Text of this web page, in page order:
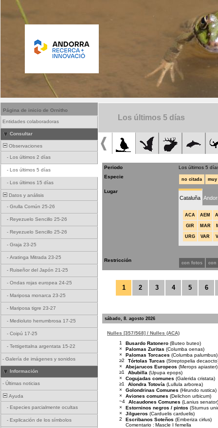
Página de inicio de Ornitho
Entidades colaboradoras
Consultar
Observaciones
- Los últimos 2 días
- Los últimos 5 días
- Los últimos 15 días
Datos y análisis
- Grulla Común 25-26
- Reyezuelo Sencillo 25-26
- Reyezuelo Sencillo 25-26
- Graja 23-25
- Aratinga Mitrada 23-25
- Ruiseñor del Japón 21-25
- Ondas rojas europea 24-25
- Mariposa monarca 23-25
- Mariposa tigre 23-27
- Medioluto herrumbrosa 17-25
- Coipú 17-25
- Tettigettalna argentata 15-22
- Galería de imágenes y sonidos
Información
- Últimas noticias
Ayuda
- Especies parcialmente ocultas
- Explicación de los símbolos
Los últimos 5 días
Periodo
Los últimos 5
Especie
no citada muy
Lugar
Cataluña
ACA AEM
GIR MAR
URG VAR
Restricción con fotos con
1 2 3 4 5 6
sábado, 8. agosto 2026
Nulles [357/568] / Nulles (ACA)
1
Busardo Ratonero (Buteo buteo)
×
Palomas Zuritas (Columba oenas)
×
Palomas Torcaces (Columba palumbus)
≥2
Tórtolas Turcas (Streptopelia
×
Abejarucos Europeos (Merops apiaster)
≥1
Abubilla (Upupa epops)
×
Cogujadas comunes (Galerida cristata)
≥1
Alondra Totovía (Lullula arborea)
×
Golondrinas Comunes (Hirundo rustica)
×
Aviones comunes (Delichon urbicum)
~4
Alcaudones Comunes (Lanius senator)
×
Estorninos negros / pintos (Sturnus
×
Jilgueros (Carduelis carduelis)
2
Escribanos Soteños (Emberiza cirlus)
Comentario : Mascle I femella